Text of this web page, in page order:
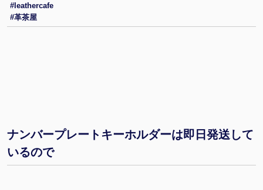
#leathercafe
#革茶屋
ナンバープレートキーホルダーは即日発送して
いるので